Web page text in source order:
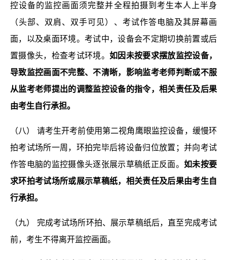
控设备的监控画面须完整并全程拍摄到考生本人上半身
（头部、双肩、双手可见）、考试作答电脑及其屏幕画
面，以及桌面环境。考试中，设备会不定期切换前置或后
置摄像头，检查考试环境。 如因未按要求摆放监控设备，
导致监控画面不完整、不清晰，影响监考老师判断或不服
从监考老师提出的调整监控设备的指令，相关责任及后果
由考生自行承担。
（八） 请考生开考前使用第二视角鹰眼监控设备，缓慢环
拍考试场所一周，环拍完毕后将设备归位放置；并向考试
作答电脑的监控摄像头逐张展示草稿纸正反面。 如未按要
求环拍考试场所或展示草稿纸，相关责任及后果由考生自
行承担。
（九） 完成考试场所环拍、展示草稿纸后，直至完成考试
前，考生不得离开监控画面。